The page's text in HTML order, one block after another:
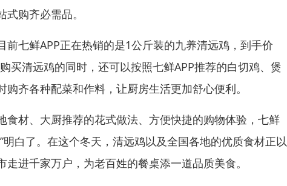
购齐必需品。
七鲜APP正在热销的是1公斤装的九养清远鸡，到手价
买清远鸡的同时，还可以按照七鲜APP推荐的白切鸡、煲
购齐各种配菜和作料，让厨房生活更加舒心便利。
材、大厨推荐的花式做法、方便快捷的购物体验，七鲜
明白了。在这个冬天，清远鸡以及全国各地的优质食材正以
走进千家万户，为老百姓的餐桌添一道品质美食。